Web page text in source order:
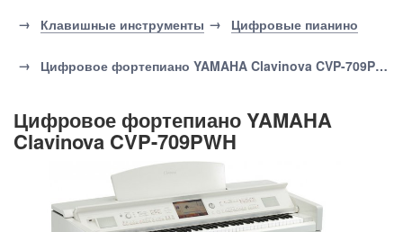
Клавишные инструменты Цифровые пианино
Цифровое фортепиано YAMAHA Clavinova CVP-709PWH
Цифровое фортепиано YAMAHA
Clavinova CVP-709PWH